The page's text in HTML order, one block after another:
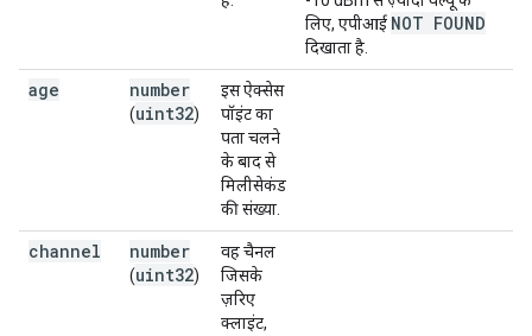
लिए, एपीआई NOT FOUND
दिखाता है.
age number
(uint32)
इस ऐक्सेस
पॉइंट का
पता चलने
के बाद से
मिलीसेकंड
की संख्या.
channel number
(uint32)
वह चैनल
जिसके
ज़रिए
क्लाइंट,